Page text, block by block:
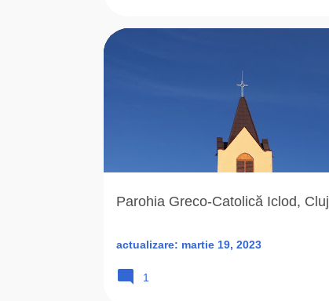
Parohia Greco-Catolică Iclod, Cluj
actualizare: martie 19, 2023
1